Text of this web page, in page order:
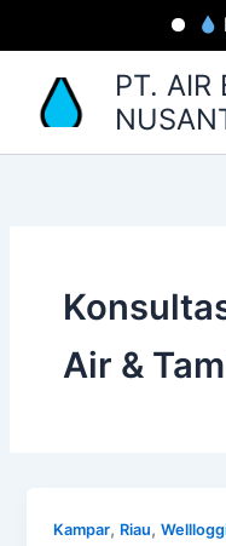
PT. AIR
Air &
Kampar, Riau,